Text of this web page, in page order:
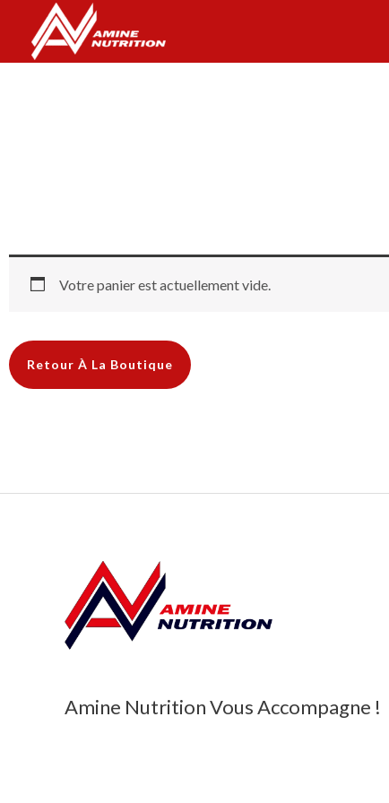
contenu
Votre panier est actuellement vide.
Retour À La Boutique
Amine Nutrition Vous Accompagne !